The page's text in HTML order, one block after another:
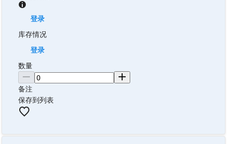
登录
库存情况
登录
数量
备注
保存到列表